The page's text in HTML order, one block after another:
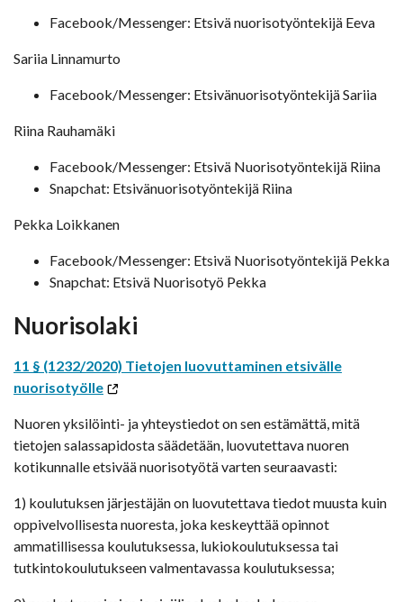
Facebook/Messenger: Etsivä nuorisotyöntekijä Eeva
Sariia Linnamurto
Facebook/Messenger: Etsivänuorisotyöntekijä Sariia
Riina Rauhamäki
Facebook/Messenger: Etsivä Nuorisotyöntekijä Riina
Snapchat: Etsivänuorisotyöntekijä Riina
Pekka Loikkanen
Facebook/Messenger: Etsivä Nuorisotyöntekijä Pekka
Snapchat: Etsivä Nuorisotyö Pekka
Nuorisolaki
11 § (1232/2020) Tietojen luovuttaminen etsivälle
nuorisotyölle
Nuoren yksilöinti- ja yhteystiedot on sen estämättä, mitä
tietojen salassapidosta säädetään, luovutettava nuoren
kotikunnalle etsivää nuorisotyötä varten seuraavasti:
1) koulutuksen järjestäjän on luovutettava tiedot muusta kuin
oppivelvollisesta nuoresta, joka keskeyttää opinnot
ammatillisessa koulutuksessa, lukiokoulutuksessa tai
tutkintokoulutukseen valmentavassa koulutuksessa;